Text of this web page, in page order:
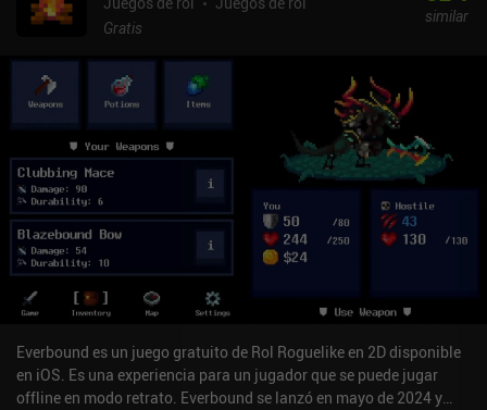
narración, que es la parte más destacada del juego. La
ventajas que hacen que cada uno se sienta y juegue de forma
diferente. Además, cada clase cuenta con varios conjuntos de
habilidades que pueden combinarse para explorar distintos estilos
de juego. Si a esto le añadimos un detallado sistema de
equipamiento y artesanía con opciones para encantar y mejorar el
equipo, nos encontramos ante una sólida experiencia RPG. A pesar
de su enorme escala, el combate se hace bastante repetitivo con el
tiempo, ya que tenemos que luchar en múltiples batallas
aleatorias para ganar unos pocos puntos de experiencia. Esta
pesada molienda resta diversión a la historia. Grim Tides - Old
School RPG se monetiza mediante banners publicitarios que se
pueden eliminar a través de un iAP de 5,99 $, y un par de opciones
de donación para conseguir algo de oro y algunos objetos. Si te
gustan las aventuras RPG basadas en texto, no hay duda.
Gratis
similar
Everbound es un juego gratuito de Rol Roguelike en 2D disponible
en iOS. Es una experiencia para un jugador que se puede jugar
offline en modo retrato. Everbound se lanzó en mayo de 2024 y